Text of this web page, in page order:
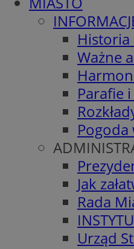
Historia
Ważne
Parafie
Pogoda
Jak
Rada
Urząd